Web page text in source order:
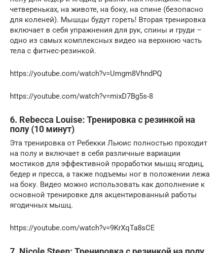
четвереньках, на животе, на боку, на спине (безопасно
для коленей). Мышцы будут гореть! Вторая тренировка
включает в себя упражнения для рук, спины и груди –
одно из самых комплексных видео на верхнюю часть
тела с фитнес-резинкой.
https://youtube.com/watch?v=Umgm8VhndPQ
https://youtube.com/watch?v=mixD7Bg5s-8
6. Rebecca Louise: Тренировка с резинкой на
полу (10 минут)
Эта тренировка от Ребекки Льюис полностью проходит
на полу и включает в себя различные вариации
мостиков для эффективной проработки мышц ягодиц,
бедер и пресса, а также подъемы ног в положении лежа
на боку. Видео можно использовать как дополнение к
основной тренировке для акцентированный работы
ягодичных мышц.
https://youtube.com/watch?v=9KrXqTa8sCE